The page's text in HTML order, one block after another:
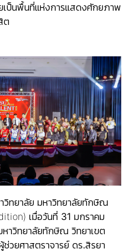
ยเป็นพื้นที่แห่งการแสดงศักยภาพ
ต
วิทยาลัย มหาวิทยาลัยทักษิณ
เมื่อวันที่ 31 มกราคม
หาวิทยาลัยทักษิณ วิทยาเขต
ช่วยศาสตราจารย์ ดร.สิรยา